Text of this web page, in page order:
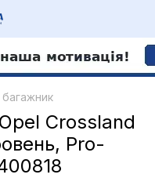
Crossland
Pro-